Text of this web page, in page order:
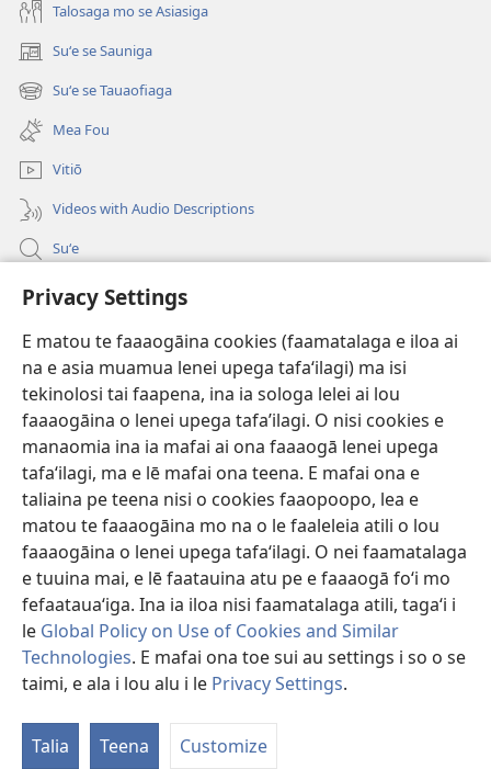
Privacy Settings
E matou te faaaogāina cookies (faamatalaga e iloa ai
na e asia muamua lenei upega tafaʻilagi) ma isi
tekinolosi tai faapena, ina ia sologa lelei ai lou
faaaogāina o lenei upega tafa’ilagi. O nisi cookies e
manaomia ina ia mafai ai ona faaaogā lenei upega
tafaʻilagi, ma e lē mafai ona teena. E mafai ona e
taliaina pe teena nisi o cookies faaopoopo, lea e
matou te faaaogāina mo na o le faaleleia atili o lou
faaaogāina o lenei upega tafaʻilagi. O nei faamatalaga
e tuuina mai, e lē faatauina atu pe e faaaogā foʻi mo
fefaatauaʻiga. Ina ia iloa nisi faamatalaga atili, tagaʻi i
le Global Policy on Use of Cookies and Similar
Technologies. E mafai ona toe sui au settings i so o se
taimi, e ala i lou alu i le Privacy Settings.
Talia Teena Customize
Talosaga mo se Asiasiga
Suʻe se Sauniga
(tatala
se
isi
polokalame)
Suʻe se Tauaofiaga
(tatala
se
isi
polokalame)
Mea Fou
Vitiō
Videos with Audio Descriptions
Suʻe
Faamatalaga mo Ofisa o le Malo
(tatala
se
isi
polokalame)
Lomiga Faale-Tusi Paia I LE INITANETI™
(tatala
se
isi
polokalame)
JW Hub
(tatala
se
isi
polokalame)
App o le JW Library
Copyright© 2026 Watch Tower Bible and Tract Society of Pennsylvania.
AIĀIGA MO LE FAAAOGĀINA|MALIEGA FAALETULAFONO
SETTINGS